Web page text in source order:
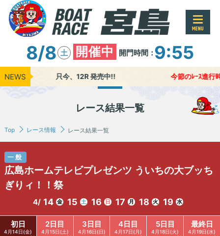
MENU
8/8 土 開催中 開門時間：9:55
NEWS 只今、12R 発売中!! 今節のﾚｰｽ進行
レース結果一覧
Top レース情報 レース結果一覧
一般
広島ホームテレビプレゼンツ ういちの大ブッち
ぎりィ！！祭
4/ 14 金 15 土 16 日 17 月 18 火 19 水
初日
4月14日(金)
2日目
4月15日(土)
3日目
4月16日(日)
4日目
4月17日(月)
5日目
4月18日(火)
最終日
4月19日(水)